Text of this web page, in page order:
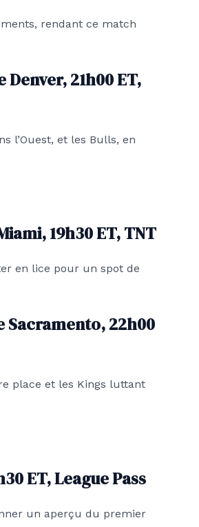
rendant ce match
21h00 ET,
l’Ouest, et les Bulls, en
19h30 ET, TNT
en lice pour un spot de
Sacramento, 22h00
place et les Kings luttant
ET, League Pass
un aperçu du premier